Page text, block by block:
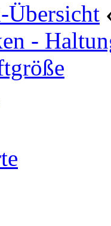
Übersicht
-